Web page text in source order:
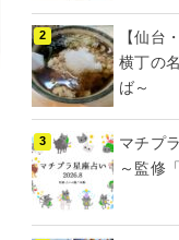
【仙台
横丁の
ば～
マチプ
～監修